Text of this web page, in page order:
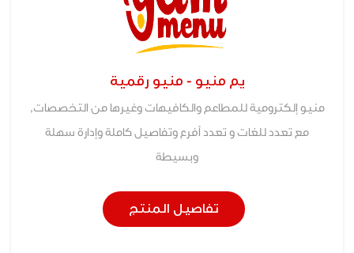
يم منيو - منيو رقمية
منيو إلكترومية للمطاعم والكافيهات وغيرها من التخصصات,
مع تعدد للغات و تعدد أفرع وتفاصيل كاملة وإدارة سهلة
وبسيطة
تفاصيل المنتج